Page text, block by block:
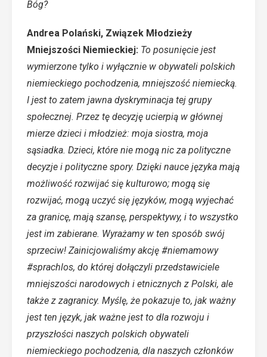
Bóg?
Andrea Polański, Związek Młodzieży
Mniejszości Niemieckiej: To posunięcie jest
wymierzone tylko i wyłącznie w obywateli polskich
niemieckiego pochodzenia, mniejszość niemiecką.
I jest to zatem jawna dyskryminacja tej grupy
społecznej. Przez tę decyzję ucierpią w głównej
mierze dzieci i młodzież: moja siostra, moja
sąsiadka. Dzieci, które nie mogą nic za polityczne
decyzje i polityczne spory. Dzięki nauce języka mają
możliwość rozwijać się kulturowo; mogą się
rozwijać, mogą uczyć się języków, mogą wyjechać
za granicę, mają szansę, perspektywy, i to wszystko
jest im zabierane. Wyrażamy w ten sposób swój
sprzeciw! Zainicjowaliśmy akcję #niemamowy
#sprachlos, do której dołączyli przedstawiciele
mniejszości narodowych i etnicznych z Polski, ale
także z zagranicy. Myślę, że pokazuje to, jak ważny
jest ten język, jak ważne jest to dla rozwoju i
przyszłości naszych polskich obywateli
niemieckiego pochodzenia, dla naszych członków